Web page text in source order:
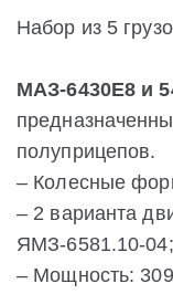
Набор из 5
МАЗ-6430E8 и
полуприцепов.
– Колесные
– 2 варианта
ЯМЗ-6581.10-04;
– Мощность: